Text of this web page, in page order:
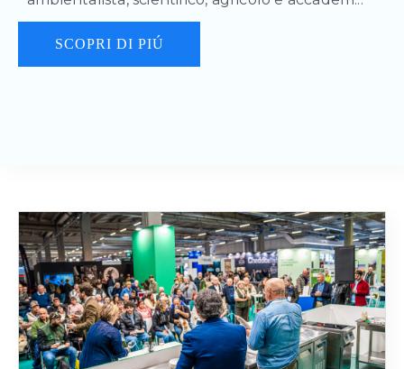
SCOPRI DI PIÚ